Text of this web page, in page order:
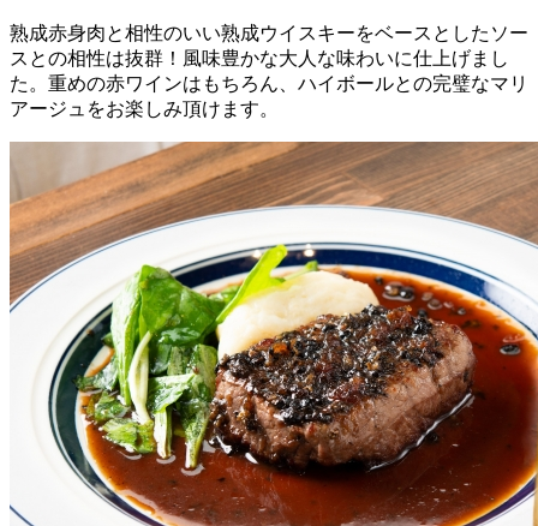
熟成赤身肉と相性のいい熟成ウイスキーをベースとしたソー
スとの相性は抜群！風味豊かな大人な味わいに仕上げまし
た。重めの赤ワインはもちろん、ハイボールとの完璧なマリ
アージュをお楽しみ頂けます。